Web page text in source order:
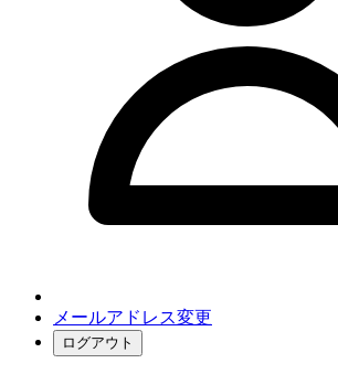
メールアドレス変更
ログアウト